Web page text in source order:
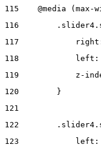
115
@media (max-
116
117
118
119
z-
120
        }
121
122
123